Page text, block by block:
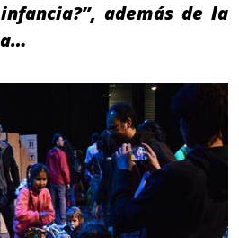
además de la